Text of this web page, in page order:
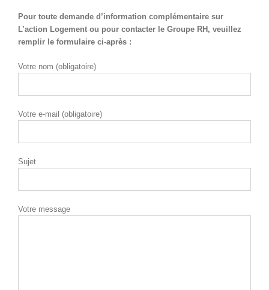
Pour toute demande d’information complémentaire sur
L’action Logement ou pour contacter le Groupe RH, veuillez
remplir le formulaire ci-après :
Votre nom (obligatoire)
Votre e-mail (obligatoire)
Sujet
Votre message